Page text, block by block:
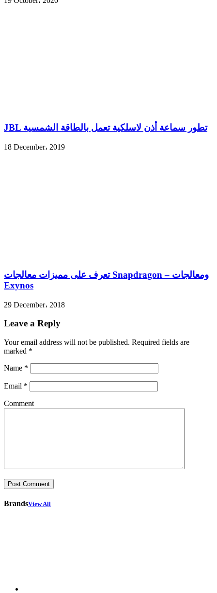
JBL تطور سماعة أذن لاسلكية تعمل بالطاقة الشمسية
18 December، 2019
تعرف على مميزات معالجات Snapdragon – ومعالجات
Exynos
29 December، 2018
Leave a Reply
Your email address will not be published. Required fields are
marked *
Name *
Email *
Comment
BrandsView All